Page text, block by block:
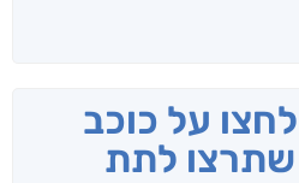
על כוכב
שתרצו לתת